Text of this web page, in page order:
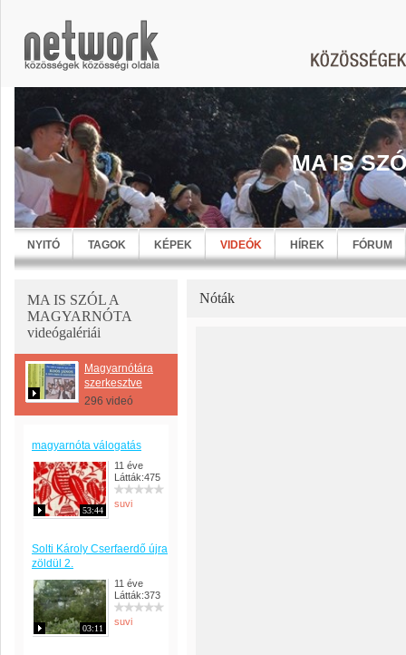
MA IS
NYITÓ TAGOK KÉPEK VIDEÓK HÍREK FÓRUM
MA IS SZÓL A
MAGYARNÓTA
videógalériái
Magyarnótára
szerkesztve
296 videó
magyarnóta válogatás
53:44
11 éve
Látták:475
suvi
Solti Károly Cserfaerdő újra
zöldül 2.
03:11
11 éve
Látták:373
suvi
Nóták